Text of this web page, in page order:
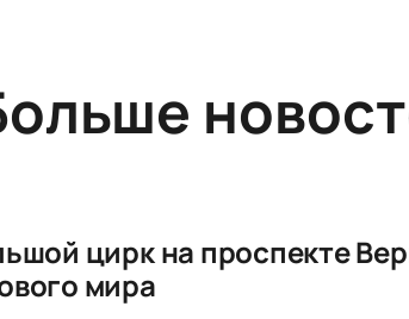
цирк на проспекте
мира